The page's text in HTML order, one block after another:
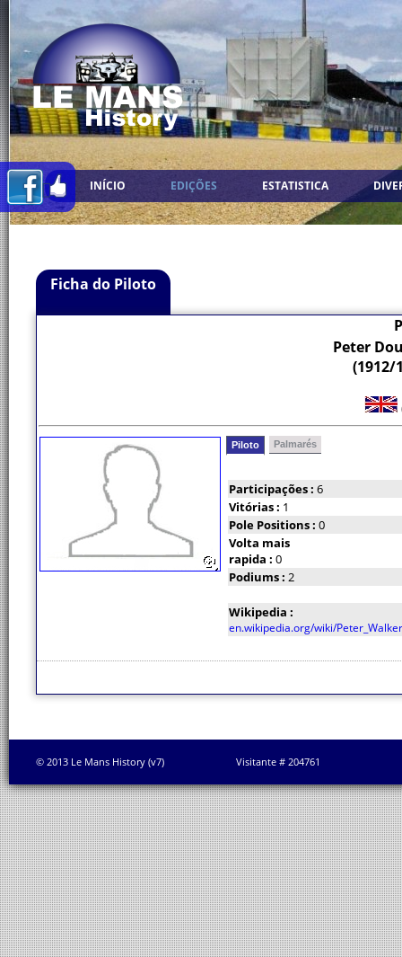
INÍCIO EDIÇÕES ESTATISTICA
Ficha do Piloto
Peter
(1912/
Piloto Palmarés
Participações : 6
Vitórias : 1
Pole Positions : 0
Volta mais
rapida : 0
Podiums : 2
Wikipedia :
en.wikipedia.org/wiki/
© 2013 Le Mans History (v7) Visitante # 204761